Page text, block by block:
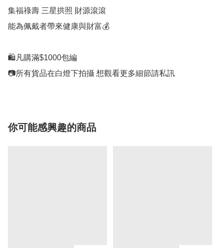
集福祿壽 三星拱照 財源滾滾
能為佩戴者帶來健康與財富💰
🛍凡購滿$1000包編
你可能感興趣的商品